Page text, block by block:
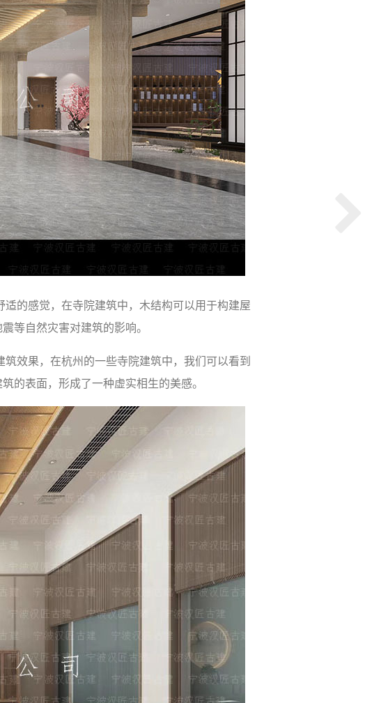
的感觉，在寺院建筑中，木结构可以用于构建屋
等自然灾害对建筑的影响。
效果，在杭州的一些寺院建筑中，我们可以看到
的表面，形成了一种虚实相生的美感。